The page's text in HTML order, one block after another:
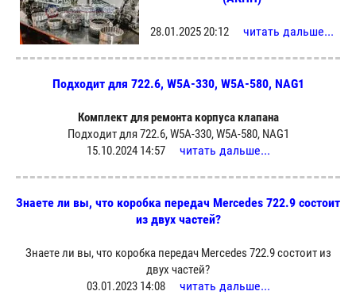
28.01.2025 20:12 читать дальше...
Подходит для 722.6, W5A-330, W5A-580, NAG1
Комплект для ремонта корпуса клапана
Подходит для 722.6, W5A-330, W5A-580, NAG1
15.10.2024 14:57
читать дальше...
Знаете ли вы, что коробка передач Mercedes 722.9 состоит
из двух частей?
Знаете ли вы, что коробка передач Mercedes 722.9 состоит из
двух частей?
03.01.2023 14:08
читать дальше...